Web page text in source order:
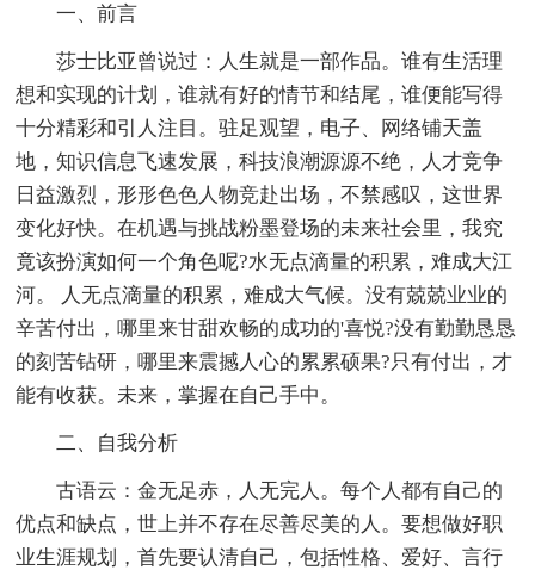
一、前言
莎士比亚曾说过：人生就是一部作品。谁有生活理
想和实现的计划，谁就有好的情节和结尾，谁便能写得
十分精彩和引人注目。驻足观望，电子、网络铺天盖
地，知识信息飞速发展，科技浪潮源源不绝，人才竞争
日益激烈，形形色色人物竞赴出场，不禁感叹，这世界
变化好快。在机遇与挑战粉墨登场的未来社会里，我究
竟该扮演如何一个角色呢?水无点滴量的积累，难成大江
河。 人无点滴量的积累，难成大气候。没有兢兢业业的
辛苦付出，哪里来甘甜欢畅的成功的'喜悦?没有勤勤恳恳
的刻苦钻研，哪里来震撼人心的累累硕果?只有付出，才
能有收获。未来，掌握在自己手中。
二、自我分析
古语云：金无足赤，人无完人。每个人都有自己的
优点和缺点，世上并不存在尽善尽美的人。要想做好职
业生涯规划，首先要认清自己，包括性格、爱好、言行